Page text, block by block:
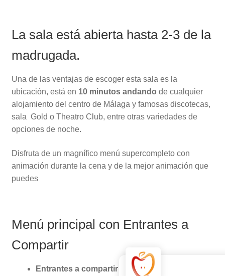
La sala está abierta hasta 2-3 de la
madrugada.
Una de las ventajas de escoger esta sala es la
ubicación, está en 10 minutos andando de cualquier
alojamiento del centro de Málaga y famosas discotecas,
sala Gold o Theatro Club, entre otras variedades de
opciones de noche.
Disfruta de un magnífico menú supercompleto con
animación durante la cena y de la mejor animación que
puedes
Menú principal con Entrantes a
Compartir
Entrantes a compartir (cada 4 personas)